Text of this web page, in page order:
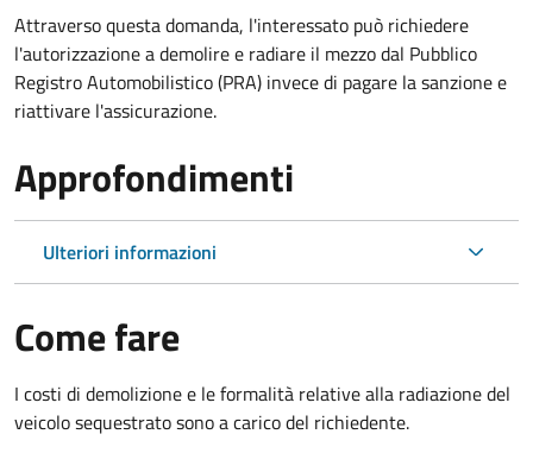
Attraverso questa domanda, l'interessato può richiedere
l'autorizzazione a demolire e radiare il mezzo dal Pubblico
Registro Automobilistico (PRA) invece di pagare la sanzione e
riattivare l'assicurazione.
Approfondimenti
Ulteriori informazioni
Come fare
I costi di demolizione e le formalità relative alla radiazione del
veicolo sequestrato sono a carico del richiedente.